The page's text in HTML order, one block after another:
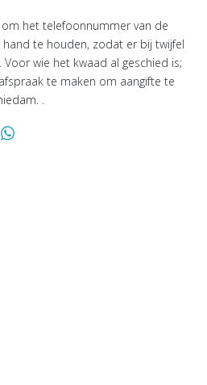
het telefoonnummer van de
hand te houden, zodat er bij twijfel
wie het kwaad al geschied is;
te maken om aangifte te
.